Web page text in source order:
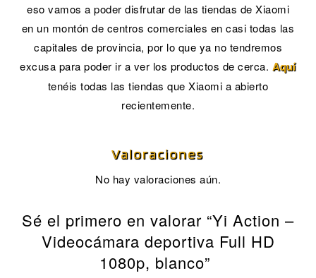
eso vamos a poder disfrutar de las tiendas de Xiaomi
en un montón de centros comerciales en casi todas las
capitales de provincia, por lo que ya no tendremos
excusa para poder ir a ver los productos de cerca. Aquí
tenéis todas las tiendas que Xiaomi a abierto
recientemente.
Valoraciones
No hay valoraciones aún.
Sé el primero en valorar “Yi Action –
Videocámara deportiva Full HD
1080p, blanco”